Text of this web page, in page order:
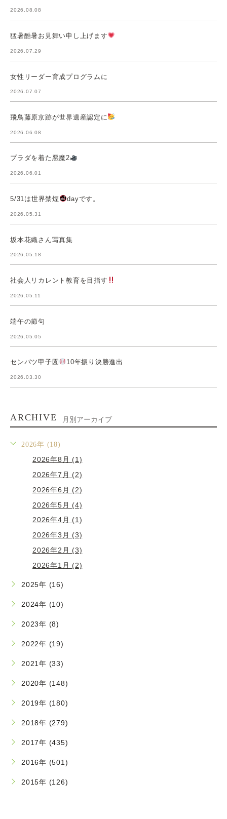
2026.08.08
猛暑酷暑お見舞い申し上げます
2026.07.29
女性リーダー育成プログラムに
2026.07.07
飛鳥藤原京跡が世界遺産認定に
2026.06.08
プラダを着た悪魔2
2026.06.01
5/31は世界禁煙 dayです。
2026.05.31
坂本花織さん写真集
2026.05.18
社会人リカレント教育を目指す
2026.05.11
端午の節句
2026.05.05
センバツ甲子園 10年振り決勝進出
2026.03.30
ARCHIVE 月別アーカイブ
2026年 (18)
2026年8月 (1)
2026年7月 (2)
2026年6月 (2)
2026年5月 (4)
2026年4月 (1)
2026年3月 (3)
2026年2月 (3)
2026年1月 (2)
2025年 (16)
2024年 (10)
2023年 (8)
2022年 (19)
2021年 (33)
2020年 (148)
2019年 (180)
2018年 (279)
2017年 (435)
2016年 (501)
2015年 (126)